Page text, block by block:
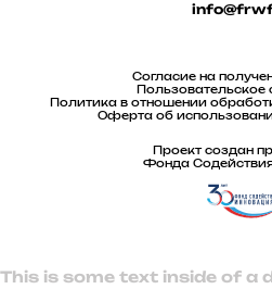
Согласие на
Пользовательское
Политика в отношении
Оферта об
Проект создан
Фонда
This is some text inside of a